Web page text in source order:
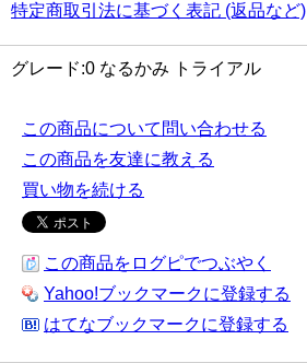
特定商取引法に基づく表記 (返品など)
グレード:0 なるかみ トライアル
この商品について問い合わせる
この商品を友達に教える
買い物を続ける
この商品をログピでつぶやく
Yahoo!ブックマークに登録する
はてなブックマークに登録する